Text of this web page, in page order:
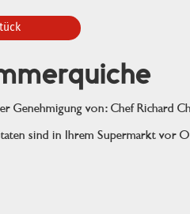
Genehmigung von: Chef Richard
sind in Ihrem Supermarkt vor